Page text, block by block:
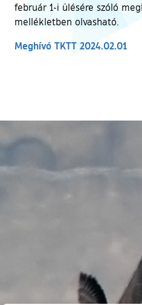
február 1-i ülésére szóló
mellékletben olvasható.
Meghívó TKTT 2024.02.01